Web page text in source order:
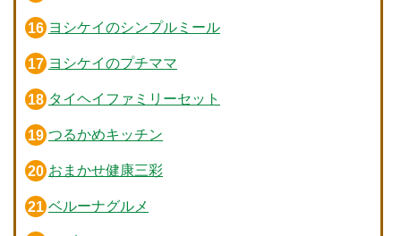
ヨシケイのシンプルミール
ヨシケイのプチママ
タイヘイファミリーセット
つるかめキッチン
おまかせ健康三彩
ベルーナグルメ